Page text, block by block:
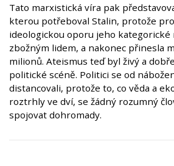
Tato marxistická víra pak
kterou potřeboval Stalin, protože
ideologickou oporu jeho kategorické
zbožným lidem, a nakonec přinesla
milionů. Ateismus teď byl živý a
politické scéně. Politici se od
distancovali, protože to, co věda a
roztrhly ve dví, se žádný rozumný
spojovat dohromady.